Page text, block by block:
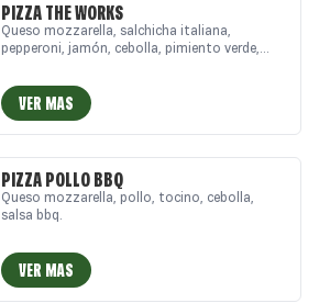
PIZZA THE WORKS
Queso mozzarella, salchicha italiana,
pepperoni, jamón, cebolla, pimiento verde,
VER MAS
PIZZA POLLO BBQ
Queso mozzarella, pollo, tocino, cebolla,
salsa bbq.
VER MAS